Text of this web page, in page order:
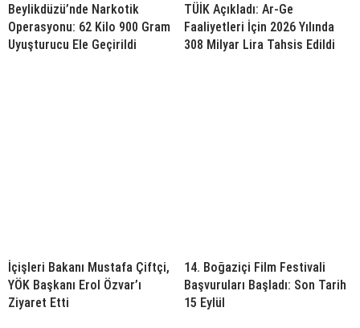
Beylikdüzü’nde Narkotik
Operasyonu: 62 Kilo 900 Gram
Uyuşturucu Ele Geçirildi
TÜİK Açıkladı: Ar-Ge
Faaliyetleri İçin 2026 Yılında
308 Milyar Lira Tahsis Edildi
İçişleri Bakanı Mustafa Çiftçi,
YÖK Başkanı Erol Özvar’ı
Ziyaret Etti
14. Boğaziçi Film Festivali
Başvuruları Başladı: Son Tarih
15 Eylül